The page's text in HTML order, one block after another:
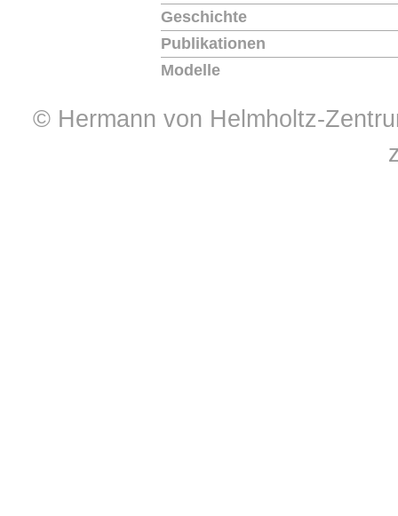
Geschichte
Publikationen
Modelle
© Hermann von Helmholtz-